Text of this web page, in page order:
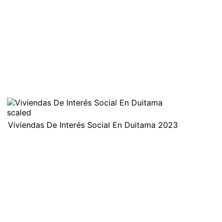
Viviendas De Interés Social En Duitama 2023